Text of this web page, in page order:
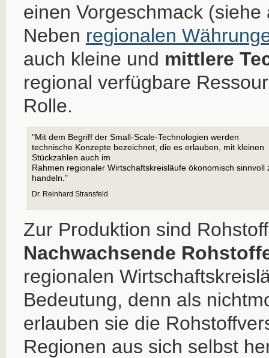
einen Vorgeschmack
Neben regionalen
auch kleine und mittlere
regional verfügbare
Rolle.
"Mit dem Begriff der Small-Scale-Technologien werden
technische Konzepte bezeichnet, die es erlauben, mit kleinen
Stückzahlen auch im
Rahmen regionaler Wirtschaftskreisläufe ökonomisch sinnvoll
handeln."
Dr. Reinhard Stransfeld
Zur Produktion sind
Nachwachsende
regionalen
Bedeutung, denn als
erlauben sie die
Regionen aus sich selbst